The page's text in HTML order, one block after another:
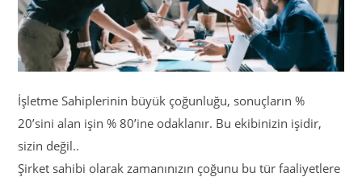
İşletme Sahiplerinin büyük çoğunluğu, sonuçların %
20’sini alan işin % 80’ine odaklanır. Bu ekibinizin işidir,
sizin değil..
Şirket sahibi olarak zamanınızın çoğunu bu tür faaliyetlere